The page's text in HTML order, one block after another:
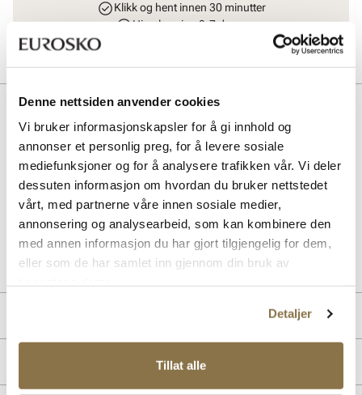
Denne nettsiden anvender cookies
Vi bruker informasjonskapsler for å gi innhold og
annonser et personlig preg, for å levere sosiale
mediefunksjoner og for å analysere trafikken vår. Vi deler
dessuten informasjon om hvordan du bruker nettstedet
vårt, med partnerne våre innen sosiale medier,
annonsering og analysearbeid, som kan kombinere den
med annen informasjon du har gjort tilgjengelig for dem,
eller som de har samlet inn gjennom din bruk av
Detaljer
Tillat alle
Klikk og hent innen 30 minutter
Hjemlevering 3-7 dager
Beskrivelse
Birkenstock Arizona Narrow er en klassisk damesandal med to
justerbare metallspenner for perfekt tilpasning. Overdelen i oljet
nubuckskinn gir slitestyrke og stil, mens den myke soft footbed-
fotsengen med ekstra skuminnlegg sikrer komfort hele dagen.
Syntetisk yttersåle gir god holdbarhet og stabilitet.
Art. nr 41176410
Lev. art. nr752483
Innersåle:Skinn